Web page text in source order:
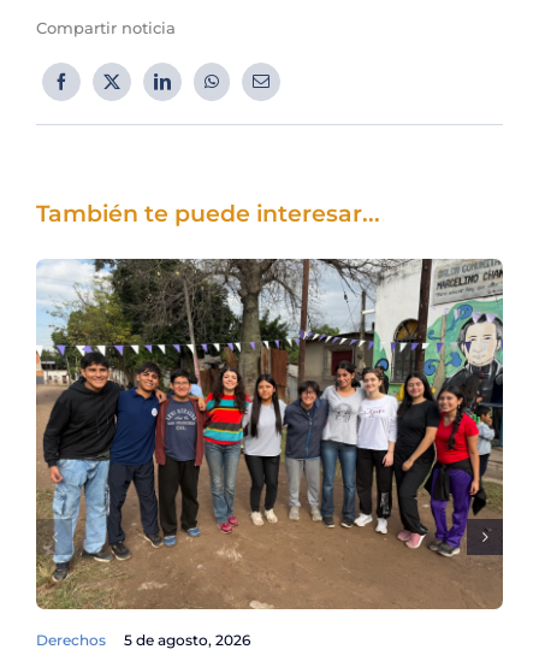
Compartir noticia
También te puede interesar...
Derechos 5 de agosto, 2026